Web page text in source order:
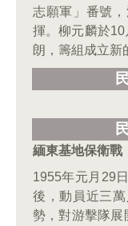
志願軍」番號
揮。柳元麟於
朗，籌組成立新
緬東基地保衛戰
1955年元月29
後，動員近三
勢，對游擊隊展